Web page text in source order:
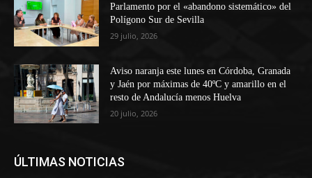
Parlamento por el «abandono sistemático» del
Polígono Sur de Sevilla
29 julio, 2026
Aviso naranja este lunes en Córdoba, Granada
y Jaén por máximas de 40ºC y amarillo en el
resto de Andalucía menos Huelva
20 julio, 2026
ÚLTIMAS NOTICIAS